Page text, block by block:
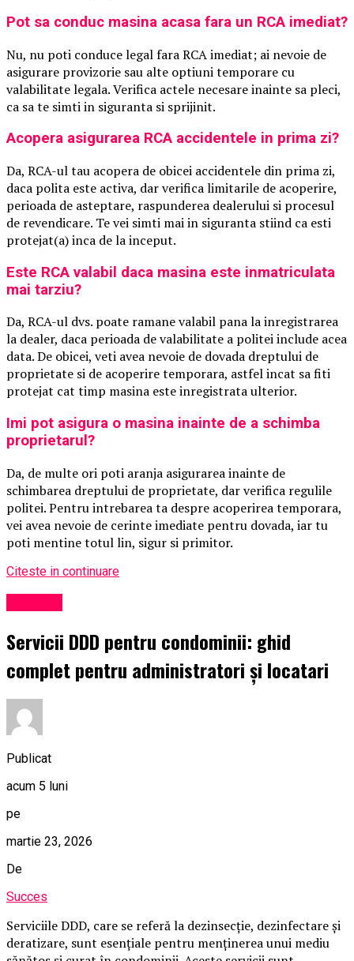
Pot sa conduc masina acasa fara un RCA imediat?
Nu, nu poti conduce legal fara RCA imediat; ai nevoie de
asigurare provizorie sau alte optiuni temporare cu
valabilitate legala. Verifica actele necesare inainte sa pleci,
ca sa te simti in siguranta si sprijinit.
Acopera asigurarea RCA accidentele in prima zi?
Da, RCA-ul tau acopera de obicei accidentele din prima zi,
daca polita este activa, dar verifica limitarile de acoperire,
perioada de asteptare, raspunderea dealerului si procesul
de revendicare. Te vei simti mai in siguranta stiind ca esti
protejat(a) inca de la inceput.
Este RCA valabil daca masina este inmatriculata
mai tarziu?
Da, RCA-ul dvs. poate ramane valabil pana la inregistrarea
la dealer, daca perioada de valabilitate a politei include acea
data. De obicei, veti avea nevoie de dovada dreptului de
proprietate si de acoperire temporara, astfel incat sa fiti
protejat cat timp masina este inregistrata ulterior.
Imi pot asigura o masina inainte de a schimba
proprietarul?
Da, de multe ori poti aranja asigurarea inainte de
schimbarea dreptului de proprietate, dar verifica regulile
politei. Pentru intrebarea ta despre acoperirea temporara,
vei avea nevoie de cerinte imediate pentru dovada, iar tu
poti mentine totul lin, sigur si primitor.
Citeste in continuare
Servicii DDD pentru condominii: ghid
complet pentru administratori și locatari
Publicat
acum 5 luni
pe
martie 23, 2026
De
Succes
Serviciile DDD, care se referă la dezinsecție, dezinfectare și
deratizare, sunt esențiale pentru menținerea unui mediu